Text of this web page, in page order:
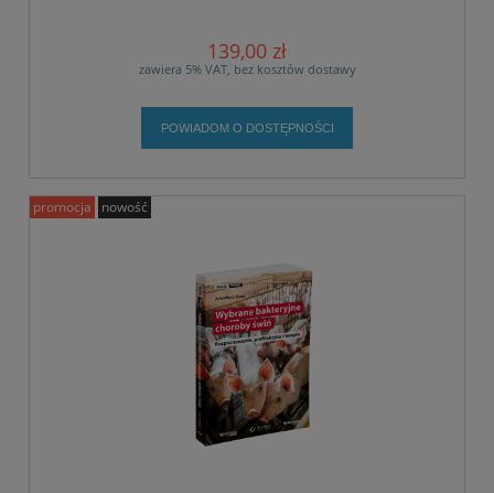
139,00 zł
zawiera 5% VAT, bez kosztów dostawy
POWIADOM O DOSTĘPNOŚCI
promocja nowość